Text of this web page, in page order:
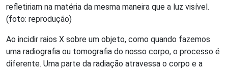
refletiriam na matéria da mesma maneira que a luz visível.
(foto: reprodução)
Ao incidir raios X sobre um objeto, como quando fazemos
uma radiografia ou tomografia do nosso corpo, o processo é
diferente. Uma parte da radiação atravessa o corpo e a